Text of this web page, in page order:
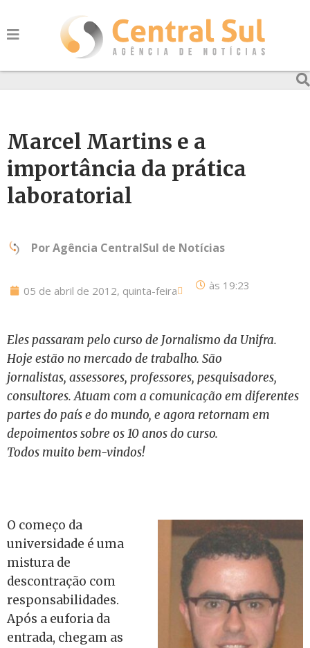
Marcel Martins e a
importância da prática
laboratorial
PorAgência CentralSul de Notícias
05 de abril de 2012, quinta-feira às 19:23
Eles passaram pelo curso de Jornalismo da Unifra.
Hoje estão no mercado de trabalho. São
jornalistas, assessores, professores, pesquisadores,
consultores. Atuam com a comunicação em diferentes
partes do país e do mundo, e agora retornam em
depoimentos sobre os 10 anos do curso.
Todos muito bem-vindos!
O começo da
universidade é uma
mistura de
descontração com
responsabilidades.
Após a euforia da
entrada, chegam as